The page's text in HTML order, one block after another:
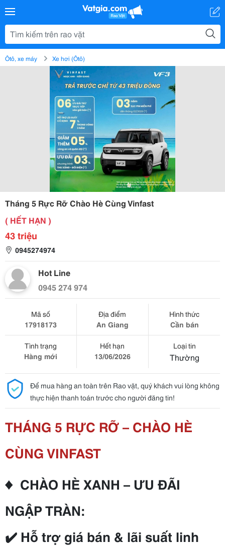
Ôtô, xe máy Xe hơi (Ôtô)
Tháng 5 Rực Rỡ Chào Hè Cùng Vinfast
( HẾT HẠN )
43 triệu
0945274974
Hot Line
0945 274 974
Mã số
17918173
Địa điểm
An Giang
Hình thức
Cần bán
Tình trạng
Hàng mới
Hết hạn
13/06/2026
Loại tin
Thường
Để mua hàng an toàn trên Rao vặt, quý khách vui lòng không
thực hiện thanh toán trước cho người đăng tin!
THÁNG 5 RỰC RỠ – CHÀO HÈ
CÙNG VINFAST
♦ CHÀO HÈ XANH – ƯU ĐÃI
NGẬP TRÀN:
✔️ Hỗ trợ giá bán & lãi suất linh